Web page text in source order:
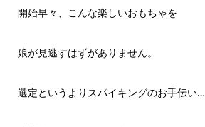
開始早々、こんな楽しいおもちゃを
娘が見逃すはずがありません。
選定というよりスパイキングのお手伝い…